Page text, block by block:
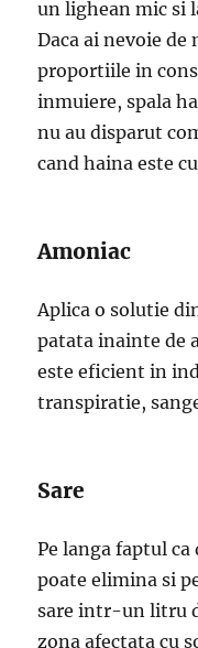
un lighean mic si
Daca ai nevoie
proportiile in
inmuiere, spala
nu au disparut
cand haina este
Amoniac
Aplica o solutie
patata inainte de
este eficient in
transpiratie,
Sare
Pe langa faptul
poate elimina si
sare intr-un litru
zona afectata cu